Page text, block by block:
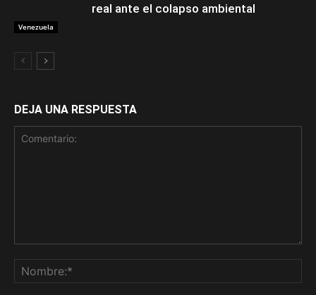
Venezuela
real ante el colapso ambiental
DEJA UNA RESPUESTA